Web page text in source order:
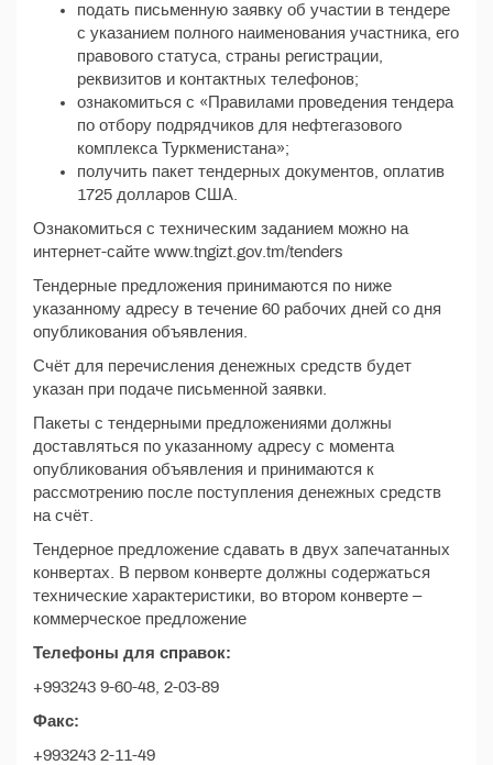
подать письменную заявку об участии в тендере
с указанием полного наименования участника, его
правового статуса, страны регистрации,
реквизитов и контактных телефонов;
ознакомиться с «Правилами проведения тендера
по отбору подрядчиков для нефтегазового
комплекса Туркменистана»;
получить пакет тендерных документов, оплатив
1725 долларов США.
Ознакомиться с техническим заданием можно на
интернет-сайте www.tngizt.gov.tm/tenders
Тендерные предложения принимаются по ниже
указанному адресу в течение 60 рабочих дней со дня
опубликования объявления.
Счёт для перечисления денежных средств будет
указан при подаче письменной заявки.
Пакеты с тендерными предложениями должны
доставляться по указанному адресу с момента
опубликования объявления и принимаются к
рассмотрению после поступления денежных средств
на счёт.
Тендерное предложение сдавать в двух запечатанных
конвертах. В первом конверте должны содержаться
технические характеристики, во втором конверте –
коммерческое предложение
Телефоны для справок:
+993243 9-60-48, 2-03-89
Факс:
+993243 2-11-49